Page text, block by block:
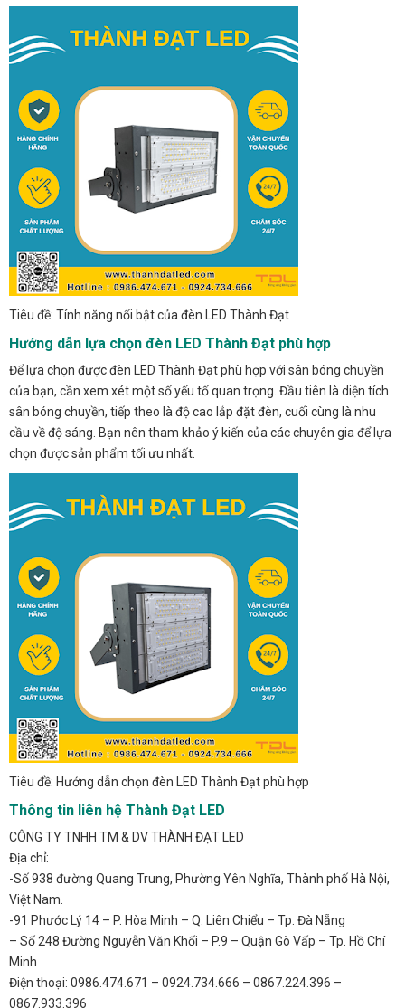
Tiêu đề: Tính năng nổi bật của đèn LED Thành Đạt
Hướng dẫn lựa chọn đèn LED Thành Đạt phù hợp
Để lựa chọn được đèn LED Thành Đạt phù hợp với sân bóng chuyền
của bạn, cần xem xét một số yếu tố quan trọng. Đầu tiên là diện tích
sân bóng chuyền, tiếp theo là độ cao lắp đặt đèn, cuối cùng là nhu
cầu về độ sáng. Bạn nên tham khảo ý kiến của các chuyên gia để lựa
chọn được sản phẩm tối ưu nhất.
Tiêu đề: Hướng dẫn chọn đèn LED Thành Đạt phù hợp
Thông tin liên hệ Thành Đạt LED
CÔNG TY TNHH TM & DV THÀNH ĐẠT LED
Địa chỉ:
-Số 938 đường Quang Trung, Phường Yên Nghĩa, Thành phố Hà Nội,
Việt Nam.
-91 Phước Lý 14 – P. Hòa Minh – Q. Liên Chiểu – Tp. Đà Nẵng
– Số 248 Đường Nguyễn Văn Khối – P.9 – Quận Gò Vấp – Tp. Hồ Chí
Minh
Điện thoại: 0986.474.671 – 0924.734.666 – 0867.224.396 –
0867.933.396